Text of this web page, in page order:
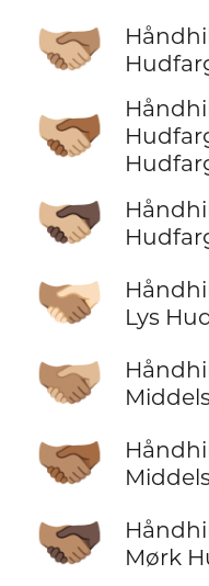
🫱🏼‍🫲🏽
🫱🏼‍🫲🏾
🫱🏼‍🫲🏿
🫱🏽‍🫲🏻
Lys
🫱🏽‍🫲🏼
🫱🏽‍🫲🏾
🫱🏽‍🫲🏿
Mørk